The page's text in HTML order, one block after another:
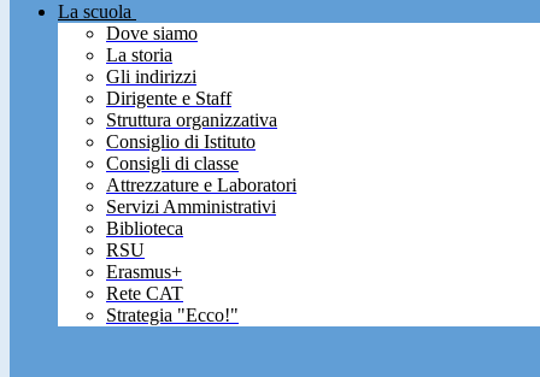
La scuola
Dove siamo
La storia
Gli indirizzi
Dirigente e Staff
Struttura organizzativa
Consiglio di Istituto
Consigli di classe
Attrezzature e Laboratori
Servizi Amministrativi
Biblioteca
RSU
Erasmus+
Rete CAT
Strategia "Ecco!"